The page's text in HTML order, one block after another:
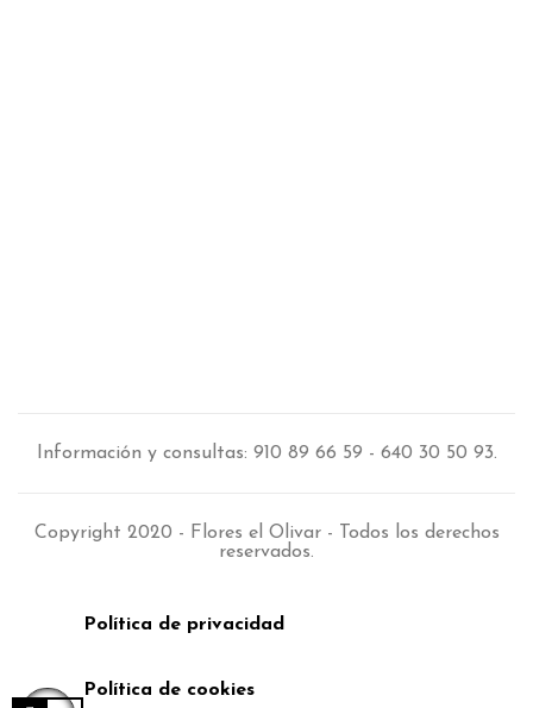
Información y consultas: 910 89 66 59 - 640 30 50 93.
Copyright 2020 - Flores el Olivar - Todos los derechos
reservados.
Política de privacidad
Política de cookies